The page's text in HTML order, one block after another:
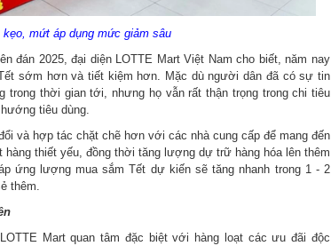
kẹo, mứt áp dụng mức giảm sâu
đán 2025, đại diện LOTTE Mart Việt Nam cho biết, năm nay
sớm hơn và tiết kiệm hơn. Mặc dù người dân đã có sự tin
thời gian tới, nhưng họ vẫn rất thận trọng trong chi tiêu
tiêu dùng.
và hợp tác chặt chẽ hơn với các nhà cung cấp để mang đến
thiết yếu, đồng thời tăng lượng dự trữ hàng hóa lên thêm
ứng lượng mua sắm Tết dự kiến sẽ tăng nhanh trong 1 - 2
thêm.
Mart quan tâm đặc biệt với hàng loạt các ưu đãi độc